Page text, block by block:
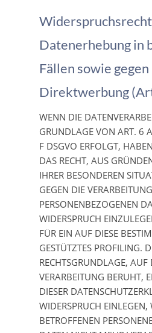
Datenerhebung in
Fällen sowie gegen
Direktwerbung
WENN DIE
GRUNDLAGE VON ART. 6
F DSGVO ERFOLGT,
DAS RECHT, AUS
IHRER BESONDEREN
GEGEN DIE
PERSONENBEZOGENEN
WIDERSPRUCH
FÜR EIN AUF DIESE
GESTÜTZTES PROFILING.
RECHTSGRUNDLAGE, AUF
VERARBEITUNG BERUHT,
DIESER
WIDERSPRUCH EINLEGEN,
BETROFFENEN